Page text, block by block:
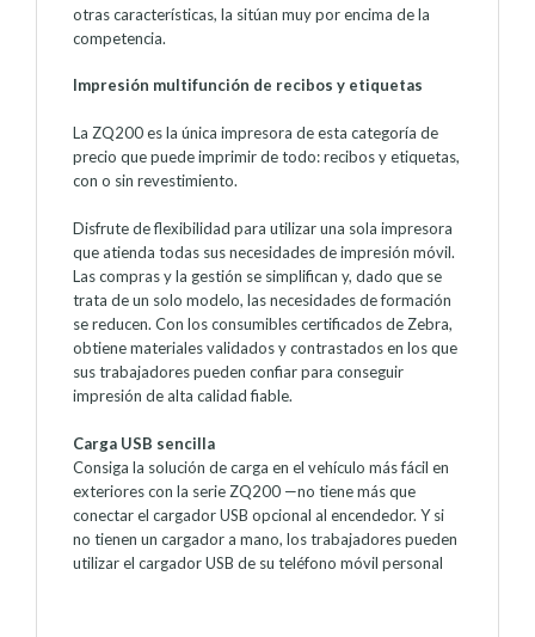
otras características, la sitúan muy por encima de la
competencia.
Impresión multifunción de recibos y etiquetas
La ZQ200 es la única impresora de esta categoría de
precio que puede imprimir de todo: recibos y etiquetas,
con o sin revestimiento.
Disfrute de flexibilidad para utilizar una sola impresora
que atienda todas sus necesidades de impresión móvil.
Las compras y la gestión se simplifican y, dado que se
trata de un solo modelo, las necesidades de formación
se reducen. Con los consumibles certificados de Zebra,
obtiene materiales validados y contrastados en los que
sus trabajadores pueden confiar para conseguir
impresión de alta calidad fiable.
Carga USB sencilla
Consiga la solución de carga en el vehículo más fácil en
exteriores con la serie ZQ200 —no tiene más que
conectar el cargador USB opcional al encendedor. Y si
no tienen un cargador a mano, los trabajadores pueden
utilizar el cargador USB de su teléfono móvil personal